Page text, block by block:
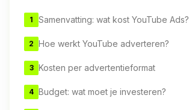
1 Samenvatting: wat kost YouTube Ads?
2 Hoe werkt YouTube adverteren?
3 Kosten per advertentieformat
4 Budget: wat moet je investeren?